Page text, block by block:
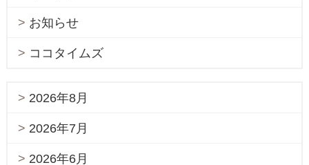
お知らせ
ココタイムズ
2026年8月
2026年7月
2026年6月